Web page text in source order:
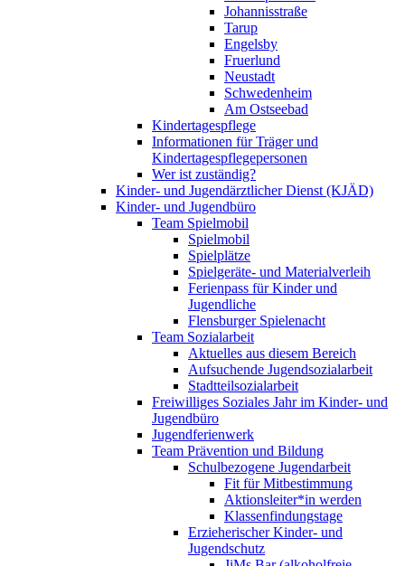
Johannisstraße
Tarup
Engelsby
Fruerlund
Neustadt
Schwedenheim
Am Ostseebad
Kindertagespflege
Informationen für Träger und
Kindertagespflegepersonen
Wer ist zuständig?
Kinder- und Jugendärztlicher Dienst (KJÄD)
Kinder- und Jugendbüro
Team Spielmobil
Spielmobil
Spielplätze
Spielgeräte- und Materialverleih
Ferienpass für Kinder und
Jugendliche
Flensburger Spielenacht
Team Sozialarbeit
Aktuelles aus diesem Bereich
Aufsuchende Jugendsozialarbeit
Stadtteilsozialarbeit
Freiwilliges Soziales Jahr im Kinder- und
Jugendbüro
Jugendferienwerk
Team Prävention und Bildung
Schulbezogene Jugendarbeit
Fit für Mitbestimmung
Aktionsleiter*in werden
Klassenfindungstage
Erzieherischer Kinder- und
Jugendschutz